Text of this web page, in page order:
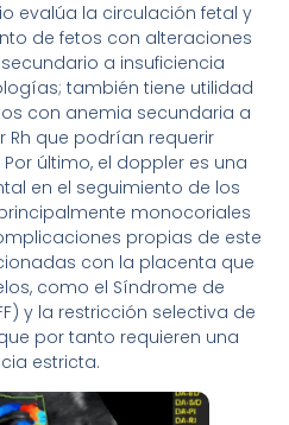
evalúa la circulación fetal y
de fetos con alteraciones
a insuficiencia
también tiene utilidad
con anemia secundaria a
Rh que podrían requerir
último, el doppler es una
en el seguimiento de los
monocoriales
propias de este
con la placenta que
como el Síndrome de
y la restricción selectiva de
por tanto requieren una
estricta.